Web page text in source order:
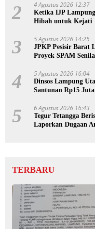
2 4 Agustus 2026 12:37
Ketika IJP
Hibah untuk Kejati
3 5 Agustus 2026 14:25
JPKP Pesisir Barat
Proyek SPAM
4 5 Agustus 2026 16:04
Dinsos Lampung
Santunan Rp15
5 6 Agustus 2026 16:43
Tegur Tetangga
Laporkan Dugaan
TERBARU